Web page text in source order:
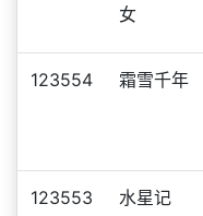
女
123554 霜雪千年
123553 水星记